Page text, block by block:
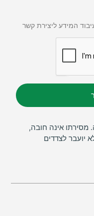
המידע ליצירת קשר
מסירתו אינה חובה,
יועבר לצדדים